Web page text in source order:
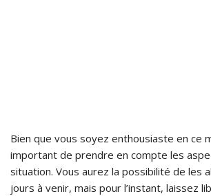
Bien que vous soyez enthousiaste en ce
important de prendre en compte les
situation. Vous aurez la possibilité de les
jours à venir, mais pour l’instant, laissez